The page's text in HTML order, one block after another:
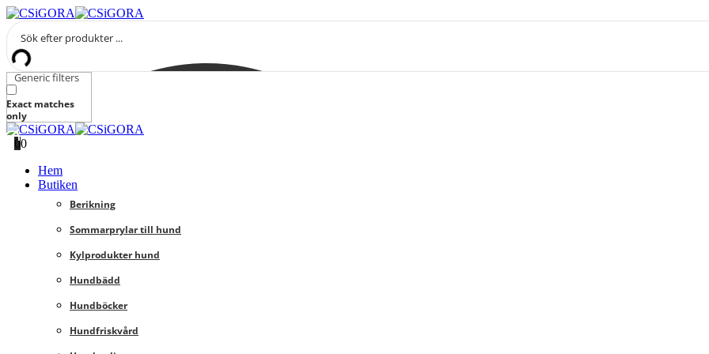
Generic filters
Exact matches
only
00
Hem
Butiken
Berikning
Sommarprylar till hund
Kylprodukter hund
Hundbädd
Hundböcker
Hundfriskvård